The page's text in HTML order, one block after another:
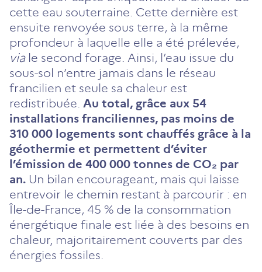
cette eau souterraine. Cette dernière est
ensuite renvoyée sous terre, à la même
profondeur à laquelle elle a été prélevée,
viale second forage. Ainsi, l’eau issue du
sous-sol n’entre jamais dans le réseau
francilien et seule sa chaleur est
redistribuée. Au total, grâce aux 54
installations franciliennes, pas moins de
310 000 logements sont chauffés grâce à la
géothermie et permettent d’éviter
l’émission de 400 000 tonnes de CO₂ par
an. Un bilan encourageant, mais qui laisse
entrevoir le chemin restant à parcourir : en
Île-de-France, 45 % de la consommation
énergétique finale est liée à des besoins en
chaleur, majoritairement couverts par des
énergies fossiles.